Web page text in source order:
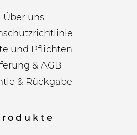
Über uns
und Pflichten
& AGB
& Rückgabe